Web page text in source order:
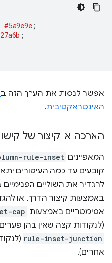
#5a9e9e ;
;
אפשר לנסות את הערך הזה ב
האינטראקטיבית.
הארכה או קיצור של
המאפיינים rule-inset
קובעים עד כמה העיטורים
להגדיר את השוליים
באמצעות קיצור הדרך, או
אסימטריים באמצעות cap
(לנקודות קצה שאין בהן
rule-inset-junction
אחרים).